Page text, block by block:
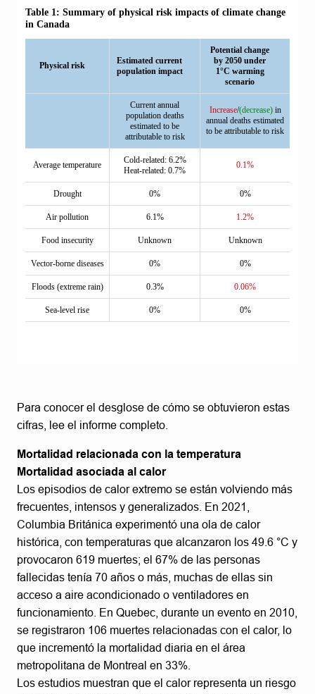
Para conocer el desglose de cómo se obtuvieron estas
cifras, lee el informe completo.
Mortalidad relacionada con la temperatura
Mortalidad asociada al calor
Los episodios de calor extremo se están volviendo más
frecuentes, intensos y generalizados. En 2021,
Columbia Británica experimentó una ola de calor
histórica, con temperaturas que alcanzaron los 49.6 °C y
provocaron 619 muertes; el 67% de las personas
fallecidas tenía 70 años o más, muchas de ellas sin
acceso a aire acondicionado o ventiladores en
funcionamiento. En Quebec, durante un evento en 2010,
se registraron 106 muertes relacionadas con el calor, lo
que incrementó la mortalidad diaria en el área
metropolitana de Montreal en 33%.
Los estudios muestran que el calor representa un riesgo